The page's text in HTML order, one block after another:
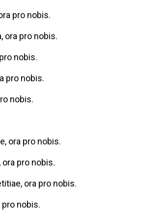
pro nobis.
ora pro nobis.
nobis.
pro nobis.
nobis.
ora pro nobis.
pro nobis.
ora pro nobis.
nobis.